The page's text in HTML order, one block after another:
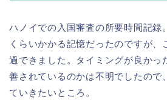
ハノイでの入国審査の所要時間記録
くらいかかる記憶だったのですが、
過できました。タイミングが良かっ
善されているのかは不明でしたので
ていきたいところ。